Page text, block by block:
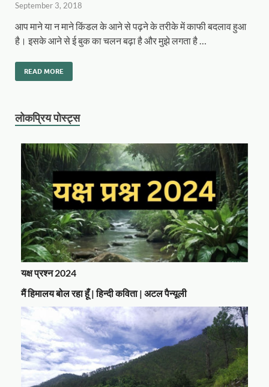
September 3, 2018
आप माने या न माने किंडल के आने से पढ़ने के तरीके में काफी बदलाव हुआ
है। इसके आने से ई बुक का चलन बढ़ा है और मुझे लगता है …
READ MORE
लोकप्रिय पोस्ट्स
यक्ष प्रश्न 2024
मैं हिमालय बोल रहा हूँ | हिन्दी कविता | अटल पैन्यूली